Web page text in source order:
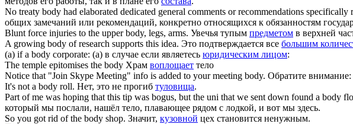
No treaty body had elaborated dedicated general comments or recommendations
общих замечаний или рекомендаций, конкретно относящихся к обязанностям
Blunt force injuries to the upperbody, legs, arms. Увечья тупым предметом в верхней
A growing body of research supports this idea. Это подтверждается все большим
(a) if a body corporate: (а) в случае если являетесь юридическим лицом:
The temple epitomises the body Храм воплощает тело
Notice that "Join Skype Meeting" info is added to your meeting body. Обратите
It's not a body roll. Нет, это не прогиб туловища.
Part of me was hoping that this tip was bogus, but the uni that we sent down found a body
который мы послали, нашёл тело, плавающее рядом с лодкой, и вот мы здесь.
So you got rid of the body shop. Значит, кузовной цех становится ненужным.